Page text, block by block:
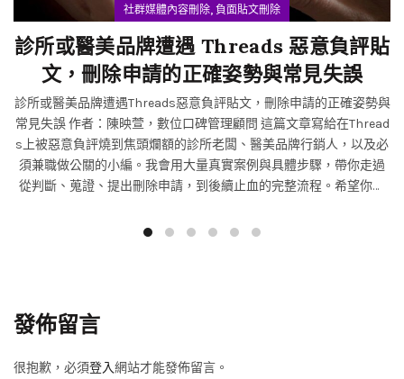
社群媒體內容刪除, 負面貼文刪除
診所或醫美品牌遭遇 Threads 惡意負評貼
文，刪除申請的正確姿勢與常見失誤
診所或醫美品牌遭遇Threads惡意負評貼文，刪除申請的正確姿勢與
常見失誤 作者：陳映萱，數位口碑管理顧問 這篇文章寫給在Thread
s上被惡意負評燒到焦頭爛額的診所老闆、醫美品牌行銷人，以及必
須兼職做公關的小編。我會用大量真實案例與具體步驟，帶你走過
從判斷、蒐證、提出刪除申請，到後續止血的完整流程。希望你永
發佈留言
很抱歉，必須登入網站才能發佈留言。